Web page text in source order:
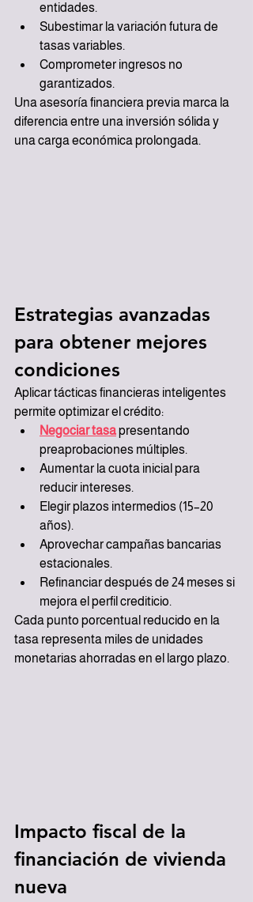
entidades.
Subestimar la variación futura de
tasas variables.
Comprometer ingresos no
garantizados.
Una asesoría financiera previa marca la
diferencia entre una inversión sólida y
una carga económica prolongada.
Estrategias avanzadas
para obtener mejores
condiciones
Aplicar tácticas financieras inteligentes
permite optimizar el crédito:
Negociar tasa presentando
preaprobaciones múltiples.
Aumentar la cuota inicial para
reducir intereses.
Elegir plazos intermedios (15–20
años).
Aprovechar campañas bancarias
estacionales.
Refinanciar después de 24 meses si
mejora el perfil crediticio.
Cada punto porcentual reducido en la
tasa representa miles de unidades
monetarias ahorradas en el largo plazo.
Impacto fiscal de la
financiación de vivienda
nueva